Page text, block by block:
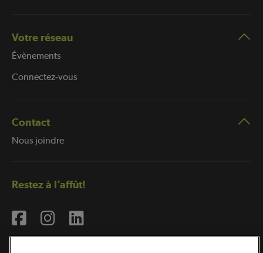
Votre réseau
Évènements
Connectez-vous
Contact
Nous joindre
Restez à l’affût!